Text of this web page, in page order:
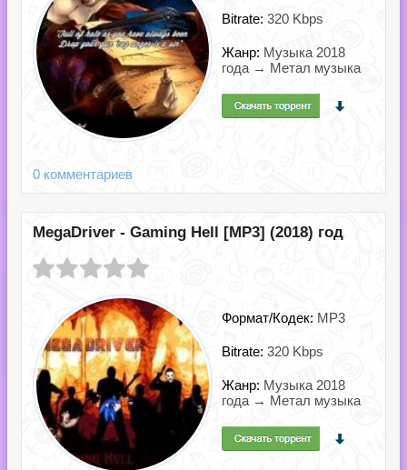
Bitrate: 320 Kbps
Жанр: Музыка 2018
года → Метал музыка
0 комментариев
MegaDriver - Gaming Hell [MP3] (2018) год
Формат/Кодек: MP3
Bitrate: 320 Kbps
Жанр: Музыка 2018
года → Метал музыка